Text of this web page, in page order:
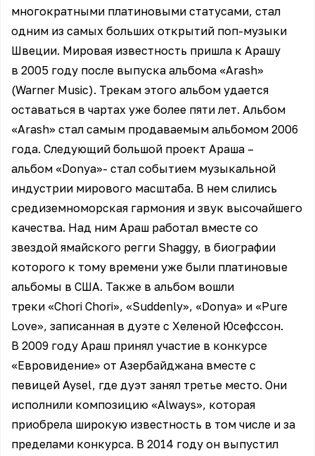
многократными платиновыми статусами, стал
одним из самых больших открытий поп-музыки
Швеции. Мировая известность пришла к Арашу
в 2005 году после выпуска альбома «Arash»
(Warner Music). Трекам этого альбом удается
оставаться в чартах уже более пяти лет. Альбом
«Arash» стал самым продаваемым альбомом 2006
года. Следующий большой проект Араша –
альбом «Donya»- стал событием музыкальной
индустрии мирового масштаба. В нем слились
средиземноморская гармония и звук высочайшего
качества. Над ним Араш работал вместе со
звездой ямайского регги Shaggy, в биографии
которого к тому времени уже были платиновые
альбомы в США. Также в альбом вошли
треки «Chori Chori», «Suddenly», «Donya» и «Pure
Love», записанная в дуэте с Хеленой Юсефссон.
В 2009 году Араш принял участие в конкурсе
«Евровидение» от Азербайджана вместе с
певицей Aysel, где дуэт занял третье место. Они
исполнили композицию «Always», которая
приобрела широкую известность в том числе и за
пределами конкурса. В 2014 году он выпустил